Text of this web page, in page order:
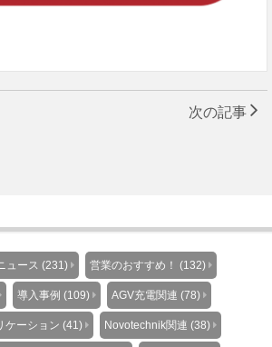
次の記事
ュース (231) 営業のおすすめ！ (132)
導入事例 (109) AGV充電関連 (78)
ケーション (41) Novotechnik関連 (38)